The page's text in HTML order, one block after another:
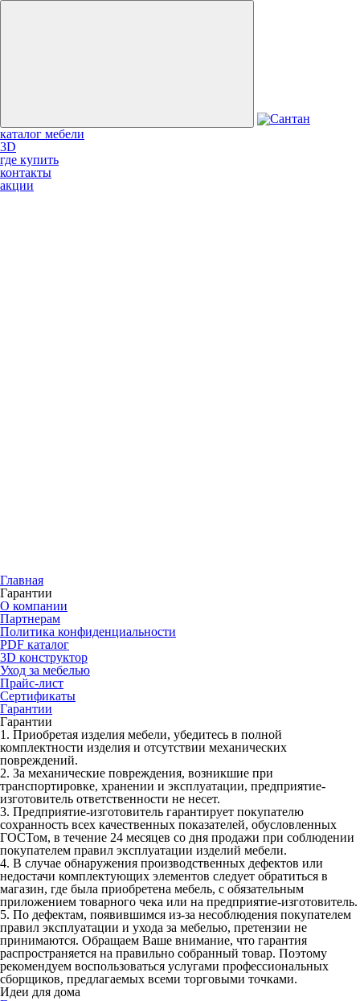
каталог мебели
3D
где купить
контакты
акции
Главная
Гарантии
О компании
Партнерам
Политика конфиденциальности
PDF каталог
3D конструктор
Уход за мебелью
Прайс-лист
Сертификаты
Гарантии
Гарантии
1. Приобретая изделия мебели, убедитесь в полной
комплектности изделия и отсутствии механических
повреждений.
2. За механические повреждения, возникшие при
транспортировке, хранении и эксплуатации, предприятие-
изготовитель ответственности не несет.
3. Предприятие-изготовитель гарантирует покупателю
сохранность всех качественных показателей, обусловленных
ГОСТом, в течение 24 месяцев со дня продажи при соблюдении
покупателем правил эксплуатации изделий мебели.
4. В случае обнаружения производственных дефектов или
недостачи комплектующих элементов следует обратиться в
магазин, где была приобретена мебель, с обязательным
приложением товарного чека или на предприятие-изготовитель.
5. По дефектам, появившимся из-за несоблюдения покупателем
правил эксплуатации и ухода за мебелью, претензии не
принимаются. Обращаем Ваше внимание, что гарантия
распространяется на правильно собранный товар. Поэтому
рекомендуем воспользоваться услугами профессиональных
сборщиков, предлагаемых всеми торговыми точками.
Идеи для дома